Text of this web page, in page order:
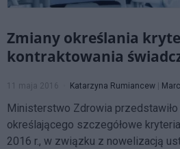
Zmiany określania
kontraktowania
11 maja 2016 Katarzyna Rumiancew
Ministerstwo Zdrowia
określającego szczegółowe
2016 r., w związku z nowelizacją